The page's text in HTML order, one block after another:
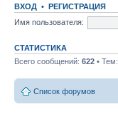
ВХОД • РЕГИСТРАЦИЯ
Имя пользователя:
СТАТИСТИКА
Всего сообщений: 622 • Тем:
Список форумов